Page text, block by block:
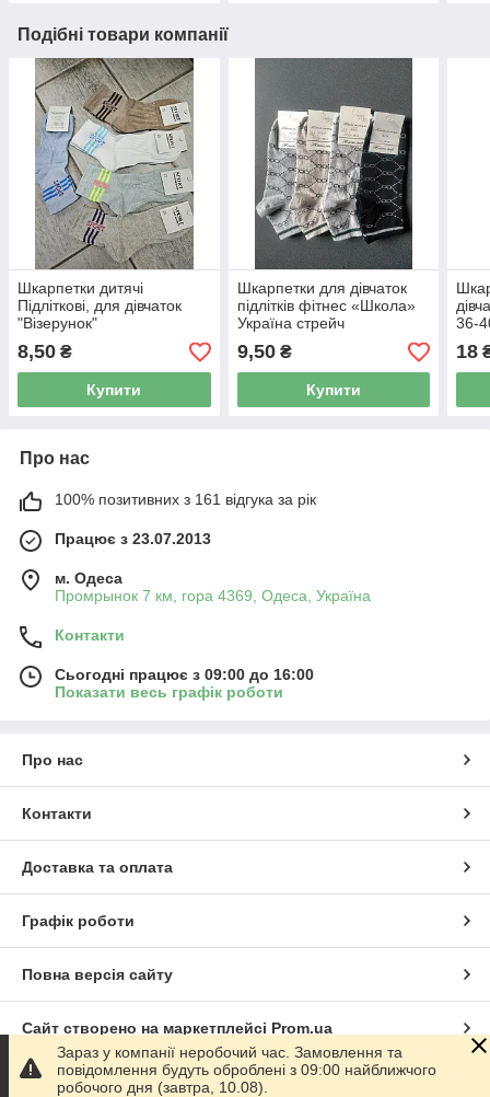
Подібні товари компанії
Шкарпетки дитячі
Підліткові, для дівчаток
"Візерунок"
8,50 ₴
Купити
Шкарпетки для дівчаток
підлітків фітнес «Школа»
Україна стрейч
9,50₴
Купити
36-
18
Про нас
100% позитивних з 161 відгука за рік
Працює з 23.07.2013
м. Одеса
Промрынок 7 км, гора 4369, Одеса, Україна
Контакти
Сьогодні працює з 09:00 до 16:00
Показати весь графік роботи
Про нас
Контакти
Доставка та оплата
Графік роботи
Повна версія сайту
Сайт створено на маркетплейсі Prom.ua
Політика конфіденційності
Зараз у компанії неробочий час. Замовлення та
повідомлення будуть оброблені з 09:00 найближчого
робочого дня (завтра, 10.08).